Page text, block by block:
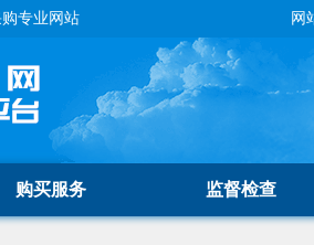
专业网站 网
购买服务 监督检查